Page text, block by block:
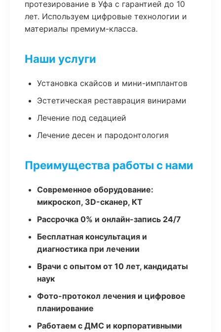
протезирование в Уфа с гарантией до 10
лет. Используем цифровые технологии и
материалы премиум-класса.
Наши услуги
Установка скайсов и мини-имплантов
Эстетическая реставрация винирами
Лечение под седацией
Лечение десен и пародонтология
Преимущества работы с нами
Современное оборудование:
микроскоп, 3D-сканер, КТ
Рассрочка 0% и онлайн-запись 24/7
Бесплатная консультация и
диагностика при лечении
Врачи с опытом от 10 лет, кандидаты
наук
Фото-протокол лечения и цифровое
планирование
Работаем с ДМС и корпоративными